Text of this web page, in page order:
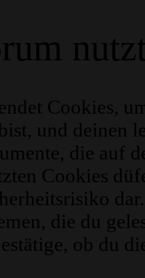
Cookies,
und deinen
die auf
Cookies
die du
ob du